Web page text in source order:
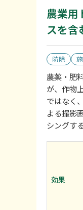
農業用
スを含
防除
農薬・肥
が、作物
ではなく
よる撮影
シングす
効果